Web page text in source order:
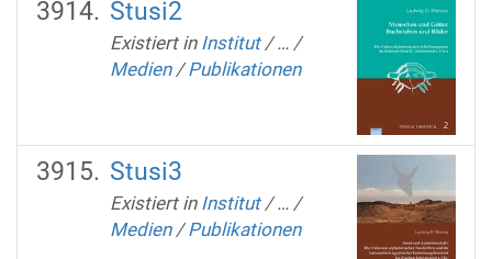
Stusi2
Existiert in Institut /… /
Medien /Publikationen
Stusi3
Existiert in Institut /… /
Medien /Publikationen